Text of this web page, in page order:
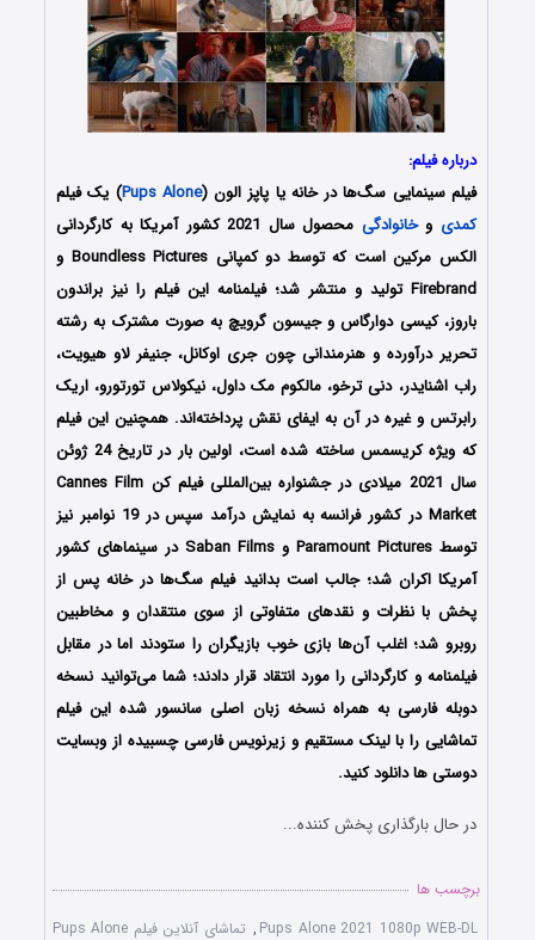
درباره فیلم:
فیلم سینمایی سگ‌ها در خانه یا پاپز الون (Pups Alone) یک فیلم
کمدی وخانوادگی
محصول سال 2021 کشور آمریکا به کارگردانی
الکس مرکین است که توسط دو کمپانی Boundless Pictures و
Firebrand تولید و منتشر شد؛ فیلمنامه این فیلم را نیز براندون
باروز، کیسی دوارگاس و جیسون گرویچ به صورت مشترک به رشته
تحریر درآورده و هنرمندانی چون جری اوکانل، جنیفر لاو هیویت،
راب اشنایدر، دنی ترخو، مالکوم مک داول، نیکولاس تورتورو، اریک
رابرتس و غیره در آن به ایفای نقش پرداخته‌اند. همچنین این فیلم
که ویژه کریسمس ساخته شده است، اولین بار در تاریخ 24 ژوئن
سال 2021 میلادی در جشنواره بین‌المللی فیلم کن Cannes Film
Market در کشور فرانسه به نمایش درآمد سپس در 19 نوامبر نیز
توسط Paramount Pictures و Saban Films در سینماهای کشور
آمریکا اکران شد؛ جالب است بدانید فیلم سگ‌ها در خانه پس از
پخش با نظرات و نقدهای متفاوتی از سوی منتقدان و مخاطبین
روبرو شد؛ اغلب آن‌ها بازی خوب بازیگران را ستودند اما در مقابل
فیلمنامه و کارگردانی را مورد انتقاد قرار دادند؛ شما می‌توانید نسخه
دوبله فارسی به همراه نسخه زبان اصلی سانسور شده این فیلم
تماشایی را با لینک مستقیم و زیرنویس فارسی چسبیده از وبسایت
دوستی ها دانلود کنید.
در حال بارگذاری پخش کننده...
برچسب ها
Pups Alone 2021 1080p WEB-DL
, تماشای آنلاین فیلم Pups Alone